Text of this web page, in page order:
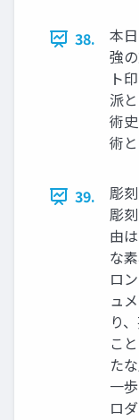
38.
本
強
ト
派
術
術
39.
彫
彫
由
な
ロ
ュ
り
こ
た
一
ロ